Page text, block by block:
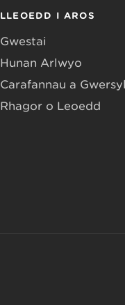
LLEOEDD I AROS
Gwestai
Hunan Arlwyo
Carafannau a
Rhagor o Leoedd